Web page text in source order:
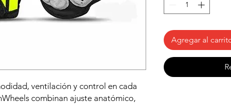
ventilación y control en cada
combinan ajuste anatómico,
Agregar al